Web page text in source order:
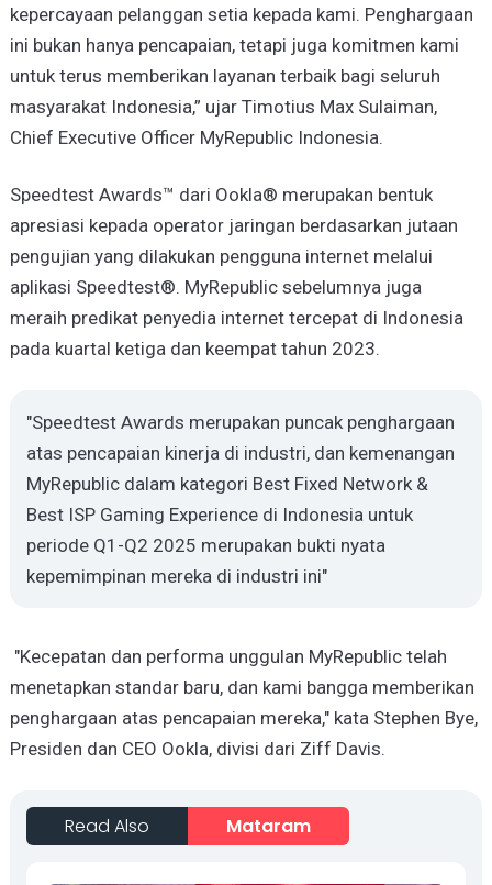
kepercayaan pelanggan setia kepada kami. Penghargaan
ini bukan hanya pencapaian, tetapi juga komitmen kami
untuk terus memberikan layanan terbaik bagi seluruh
masyarakat Indonesia,” ujar Timotius Max Sulaiman,
Chief Executive Officer MyRepublic Indonesia.
Speedtest Awards™ dari Ookla® merupakan bentuk
apresiasi kepada operator jaringan berdasarkan jutaan
pengujian yang dilakukan pengguna internet melalui
aplikasi Speedtest®. MyRepublic sebelumnya juga
meraih predikat penyedia internet tercepat di Indonesia
pada kuartal ketiga dan keempat tahun 2023.
"Speedtest Awards merupakan puncak penghargaan
atas pencapaian kinerja di industri, dan kemenangan
MyRepublic dalam kategori Best Fixed Network &
Best ISP Gaming Experience di Indonesia untuk
periode Q1-Q2 2025 merupakan bukti nyata
kepemimpinan mereka di industri ini"
"Kecepatan dan performa unggulan MyRepublic telah
menetapkan standar baru, dan kami bangga memberikan
penghargaan atas pencapaian mereka," kata Stephen Bye,
Presiden dan CEO Ookla, divisi dari Ziff Davis.
Read Also Mataram